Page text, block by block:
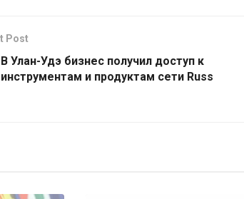
Post
В Улан-Удэ бизнес получил доступ к
инструментам и продуктам сети Russ